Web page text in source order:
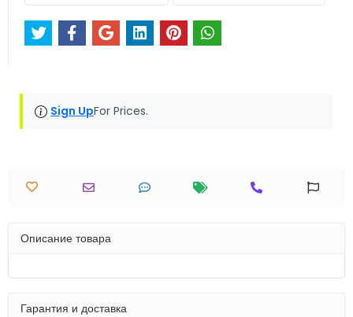
Sign UpFor Prices.
Описание товара
Гарантия и доставка